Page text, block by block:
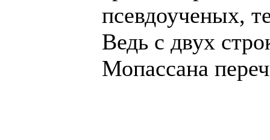
псевдоученых,
Ведь с двух
Мопассана